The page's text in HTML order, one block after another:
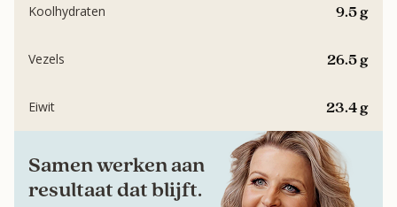
9.5 g
Koolhydraten
26.5 g
Vezels
23.4 g
Eiwit
Samen werken aan
resultaat dat blijft.